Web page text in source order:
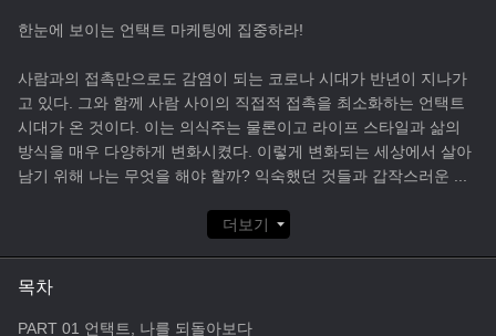
한눈에 보이는 언택트 마케팅에 집중하라!
사람과의 접촉만으로도 감염이 되는 코로나 시대가 반년이 지나가
고 있다. 그와 함께 사람 사이의 직접적 접촉을 최소화하는 언택트
시대가 온 것이다. 이는 의식주는 물론이고 라이프 스타일과 삶의
방식을 매우 다양하게 변화시켰다. 이렇게 변화되는 세상에서 살아
남기 위해 나는 무엇을 해야 할까? 익숙했던 것들과 갑작스러운
더보기
목차
PART 01 언택트, 나를 되돌아보다